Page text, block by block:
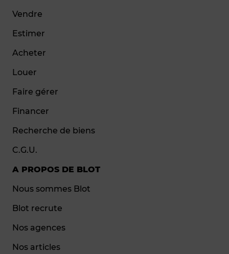
Vendre
Estimer
Acheter
Louer
Faire gérer
Financer
Recherche de biens
C.G.U.
A PROPOS DE BLOT
Nous sommes Blot
Blot recrute
Nos agences
Nos articles